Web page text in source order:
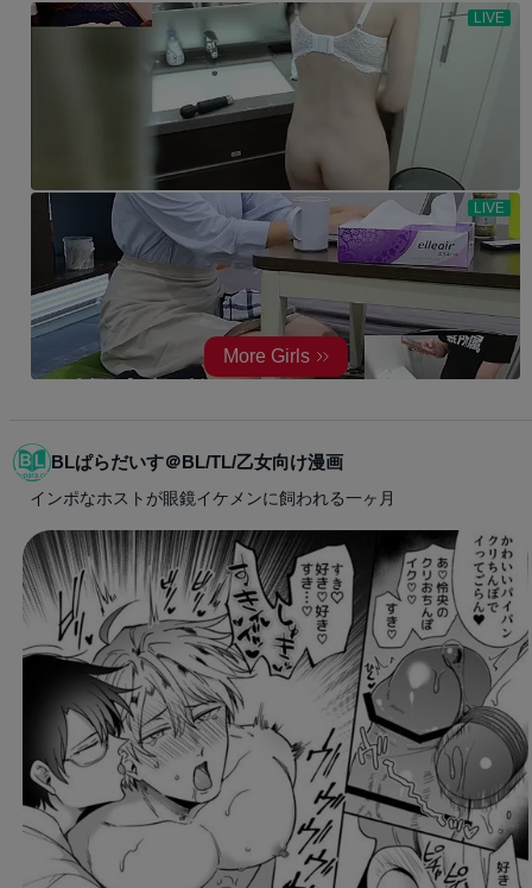
BLぱらだいす＠BL/TL/乙女向け漫画
インポなホストが眼鏡イケメンに飼われる一ヶ月